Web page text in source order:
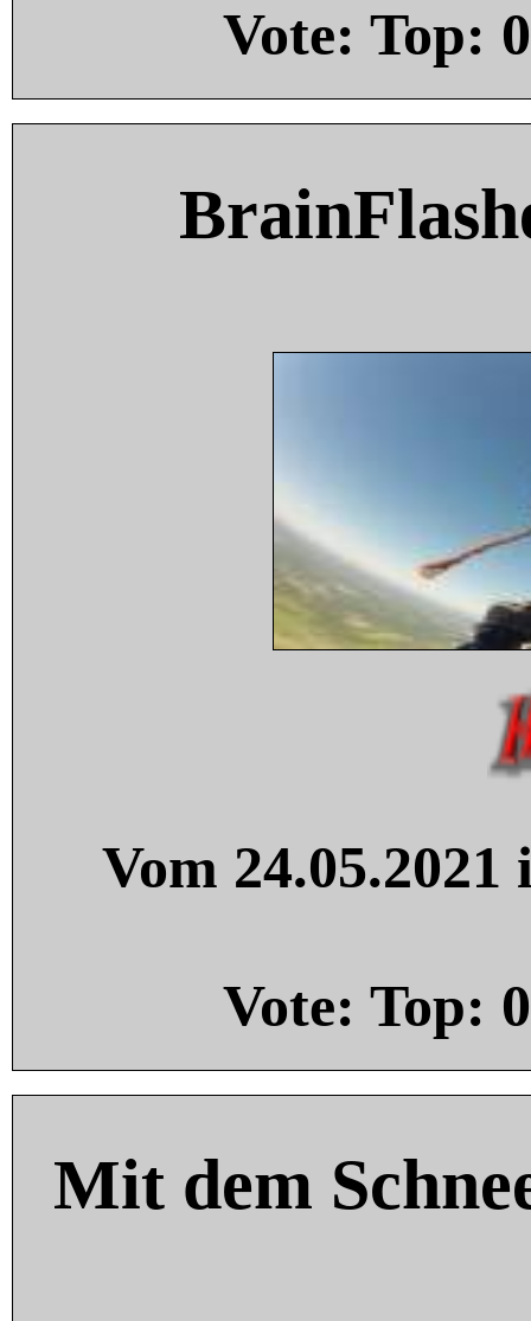
Vote: Top: 0
Vom
Vote: Top: 0
Mit dem